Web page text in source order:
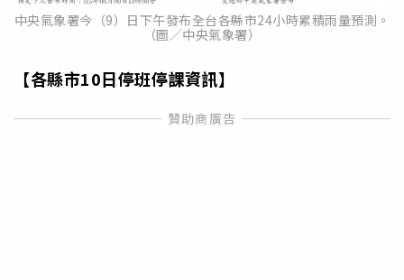
中央氣象署今（9）日下午發布全台各縣市24小時累積雨量預測。
（圖／中央氣象署）
【各縣市10日停班停課資訊】